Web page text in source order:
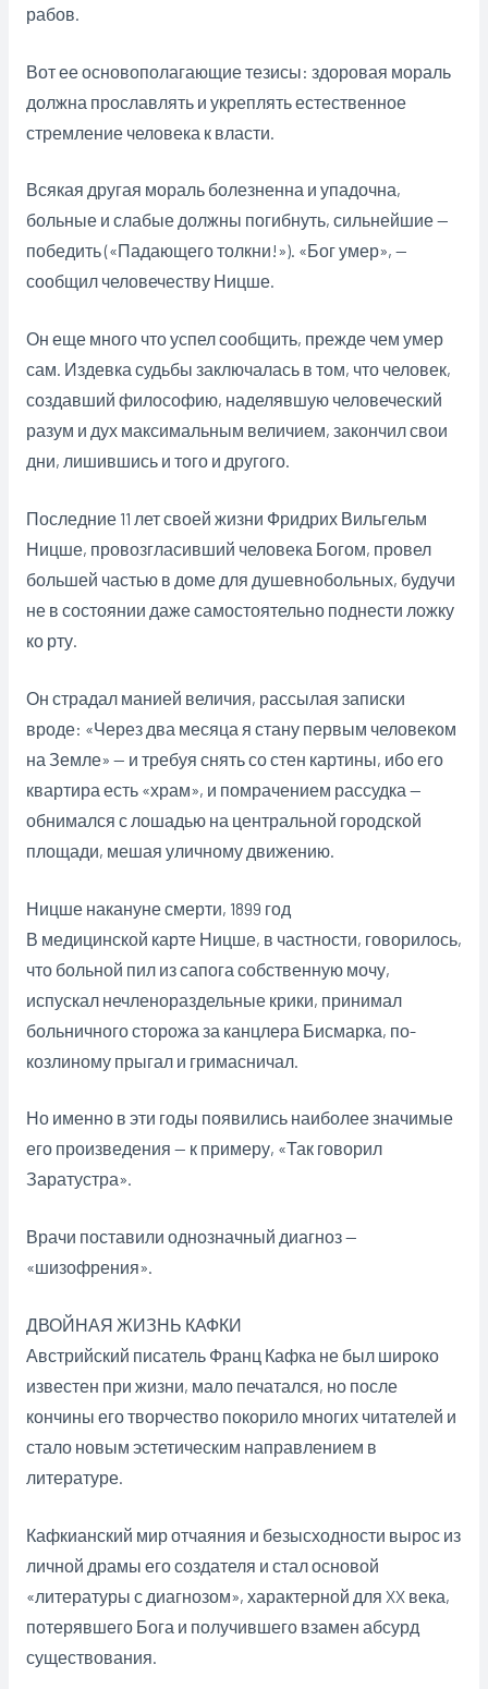
рабов.
Вот ее основополагающие тезисы: здоровая мораль
должна прославлять и укреплять естественное
стремление человека к власти.
Всякая другая мораль болезненна и упадочна,
больные и слабые должны погибнуть, сильнейшие —
победить («Падающего толкни!»). «Бог умер», —
сообщил человечеству Ницше.
Он еще много что успел сообщить, прежде чем умер
сам. Издевка судьбы заключалась в том, что человек,
создавший философию, наделявшую человеческий
разум и дух максимальным величием, закончил свои
дни, лишившись и того и другого.
Последние 11 лет своей жизни Фридрих Вильгельм
Ницше, провозгласивший человека Богом, провел
большей частью в доме для душевнобольных, будучи
не в состоянии даже самостоятельно поднести ложку
ко рту.
Он страдал манией величия, рассылая записки
вроде: «Через два месяца я стану первым человеком
на Земле» — и требуя снять со стен картины, ибо его
квартира есть «храм», и помрачением рассудка —
обнимался с лошадью на центральной городской
площади, мешая уличному движению.
Ницше накануне смерти, 1899 год
В медицинской карте Ницше, в частности, говорилось,
что больной пил из сапога собственную мочу,
испускал нечленораздельные крики, принимал
больничного сторожа за канцлера Бисмарка, по-
козлиному прыгал и гримасничал.
Но именно в эти годы появились наиболее значимые
его произведения — к примеру, «Так говорил
Заратустра».
Врачи поставили однозначный диагноз —
«шизофрения».
ДВОЙНАЯ ЖИЗНЬ КАФКИ
Австрийский писатель Франц Кафка не был широко
известен при жизни, мало печатался, но после
кончины его творчество покорило многих читателей и
стало новым эстетическим направлением в
литературе.
Кафкианский мир отчаяния и безысходности вырос из
личной драмы его создателя и стал основой
«литературы с диагнозом», характерной для XX века,
потерявшего Бога и получившего взамен абсурд
существования.